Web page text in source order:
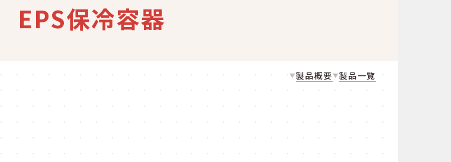
EPS保冷容器
製品概要 製品一覧